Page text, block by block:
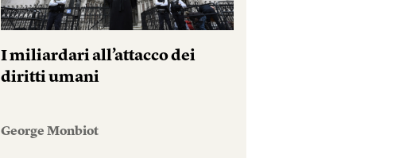
I miliardari all’attacco dei
diritti umani
George Monbiot